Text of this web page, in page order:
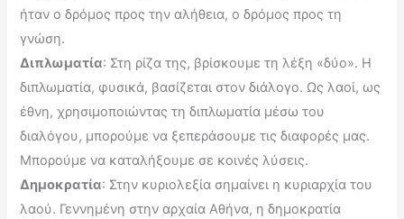
ήταν ο δρόμος προς την αλήθεια, ο δρόμος προς τη
γνώση.
Διπλωματία: Στη ρίζα της, βρίσκουμε τη λέξη «δύο». Η
διπλωματία, φυσικά, βασίζεται στον διάλογο. Ως λαοί, ως
έθνη, χρησιμοποιώντας τη διπλωματία μέσω του
διαλόγου, μπορούμε να ξεπεράσουμε τις διαφορές μας.
Μπορούμε να καταλήξουμε σε κοινές λύσεις.
Δημοκρατία: Στην κυριολεξία σημαίνει η κυριαρχία του
λαού. Γεννημένη στην αρχαία Αθήνα, η δημοκρατία